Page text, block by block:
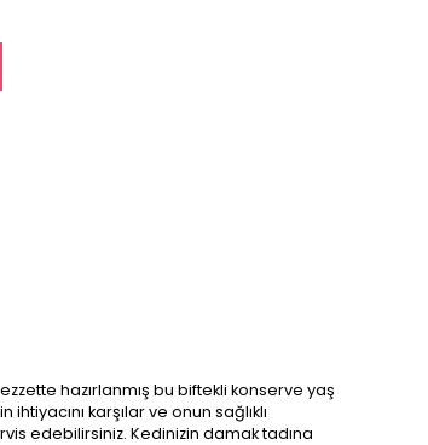
hazırlanmış bu biftekli konserve yaş
karşılar ve onun sağlıklı
edebilirsiniz. Kedinizin damak tadına